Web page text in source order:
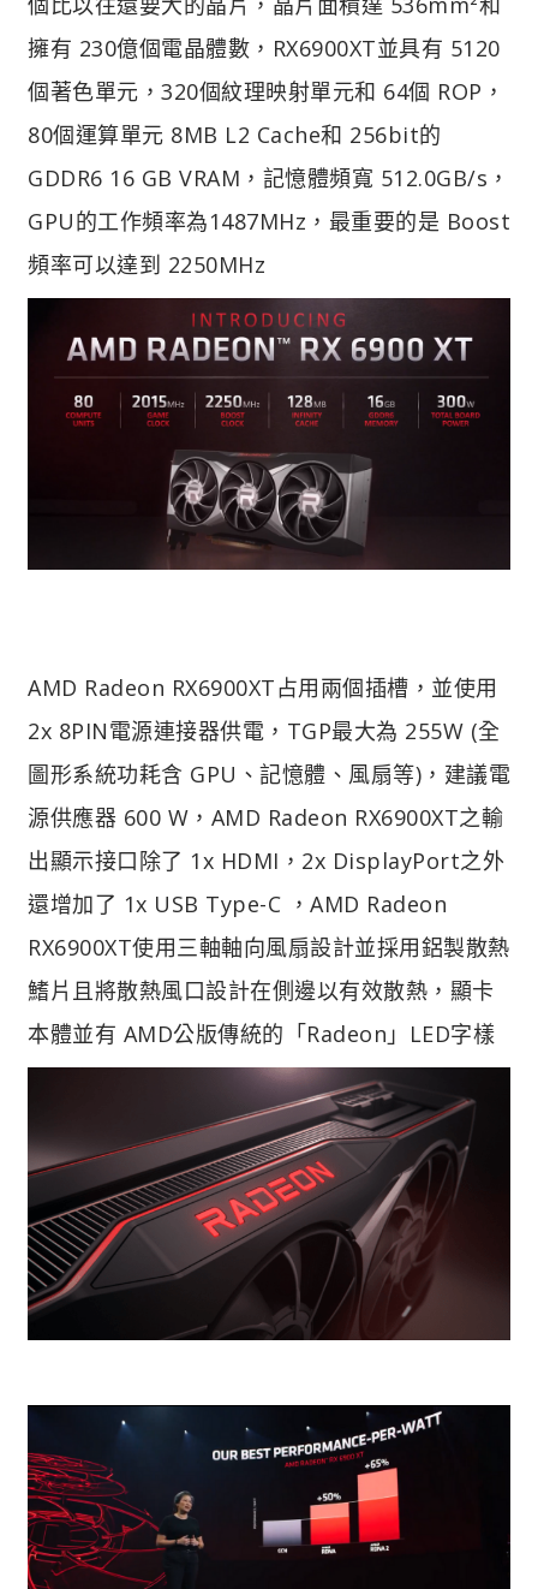
擁有 230億個電晶體數，RX6900XT並具有 5120
個著色單元，320個紋理映射單元和 64個 ROP，
80個運算單元 8MB L2 Cache和 256bit的
GDDR6 16 GB VRAM，記憶體頻寬 512.0GB/s，
GPU的工作頻率為1487MHz，最重要的是 Boost
頻率可以達到 2250MHz
AMD Radeon RX6900XT占用兩個插槽，並使用
2x 8PIN電源連接器供電，TGP最大為 255W (全
圖形系統功耗含 GPU、記憶體、風扇等)，建議電
源供應器 600 W，AMD Radeon RX6900XT之輸
出顯示接口除了 1x HDMI，2x DisplayPort之外
還增加了 1x USB Type-C ，AMD Radeon
RX6900XT使用三軸軸向風扇設計並採用鋁製散熱
鰭片且將散熱風口設計在側邊以有效散熱，顯卡
本體並有 AMD公版傳統的「Radeon」LED字樣